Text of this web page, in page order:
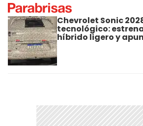
Chevrolet Sonic
tecnológico:
híbrido ligero y